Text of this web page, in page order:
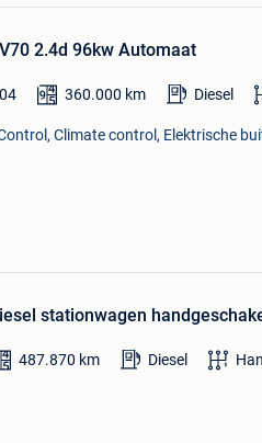
2.4d 96kw Automaat
360.000 km Diesel
Climate control, Elektrische
stationwagen
487.870 km Diesel